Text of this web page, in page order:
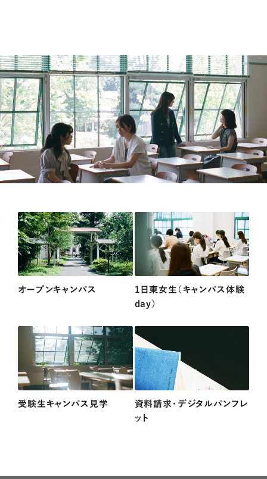
オープンキャンパス
1日東女生（キャンパス体験
day）
受験生キャンパス見学
資料請求・デジタルパンフレ
ット